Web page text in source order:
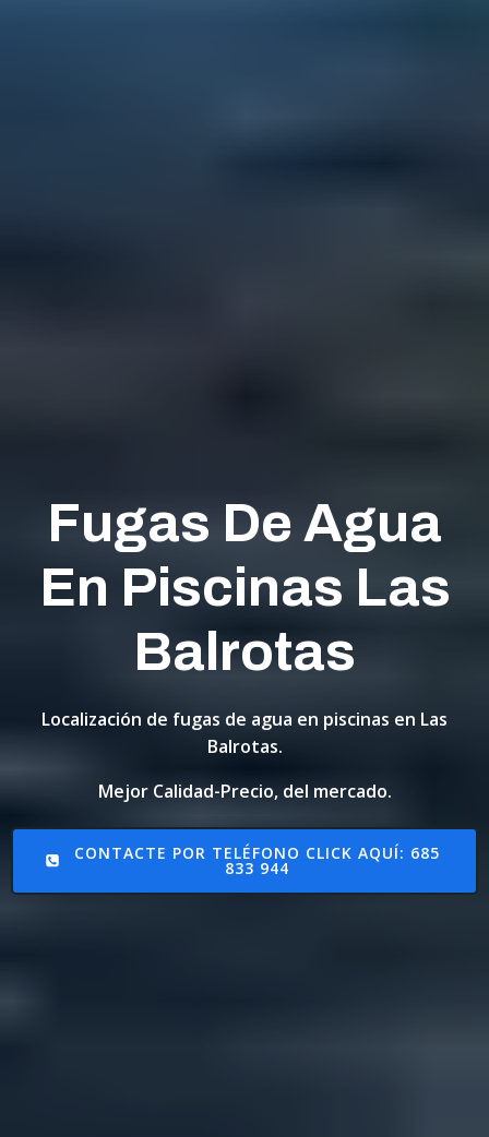
Fugas De Agua
En Piscinas Las
Balrotas
Localización de fugas de agua en piscinas en Las
Balrotas.
Mejor Calidad-Precio, del mercado.
CONTACTE POR TELÉFONO CLICK AQUÍ: 685
833 944